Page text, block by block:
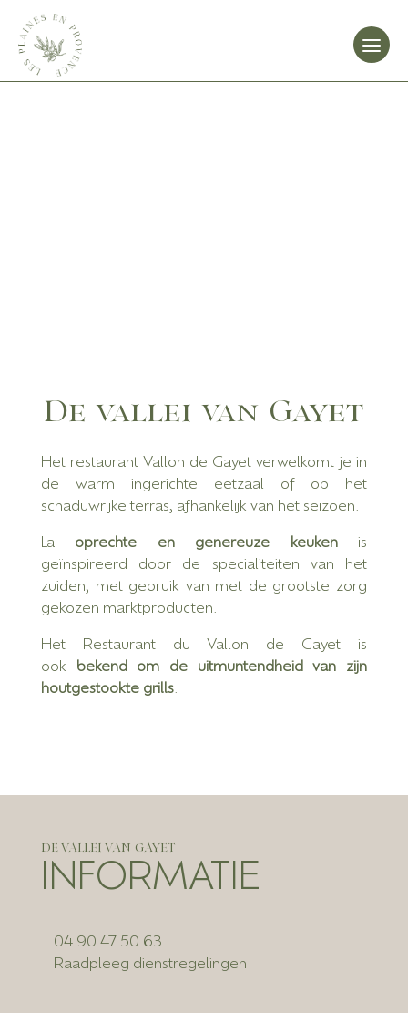
Overslaan
naar
inhoud
De vallei van Gayet
Het restaurant Vallon de Gayet verwelkomt je in
de warm ingerichte eetzaal of op het
schaduwrijke terras, afhankelijk van het seizoen.
La oprechte en genereuze keukenis
geïnspireerd door de specialiteiten van het
zuiden, met gebruik van met de grootste zorg
gekozen marktproducten.
Het Restaurant du Vallon de Gayet is
ook bekend om de uitmuntendheid van zijn
houtgestookte grills
DE VALLEI VAN GAYET
INFORMATIE
04 90 47 50 63
Raadpleeg dienstregelingen